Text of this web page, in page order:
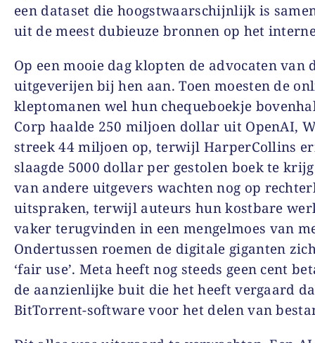
een dataset die hoogstwaarschijnlijk is
uit de meest dubieuze bronnen op het
Op een mooie dag klopten de advocaten van
uitgeverijen bij hen aan. Toen moesten de
kleptomanen wel hun chequeboekje
Corp haalde 250 miljoen dollar uit OpenAI,
streek 44 miljoen op, terwijl HarperCollins
slaagde 5000 dollar per gestolen boek te
van andere uitgevers wachten nog op
uitspraken, terwijl auteurs hun kostbare
vaker terugvinden in een mengelmoes van
Ondertussen roemen de digitale giganten
‘fair use’. Meta heeft nog steeds geen cent
de aanzienlijke buit die het heeft vergaard
BitTorrent-software voor het delen van